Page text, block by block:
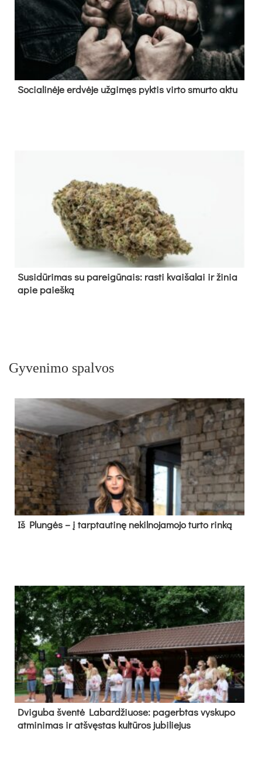
So­cia­li­nė­je erd­vė­je už­gi­męs pyk­tis vir­to smur­to ak­tu
Su­si­dū­ri­mas su pa­rei­gū­nais: ras­ti kvai­ša­lai ir ži­nia
apie paieš­ką
Gyvenimo spalvos
Iš Plungės – į tarptautinę nekilnojamojo turto rinką
Dvi­gu­ba šven­tė La­bar­džiuo­se: pa­gerb­tas vys­ku­po
at­mi­ni­mas ir at­švęs­tas kul­tū­ros ju­bi­lie­jus